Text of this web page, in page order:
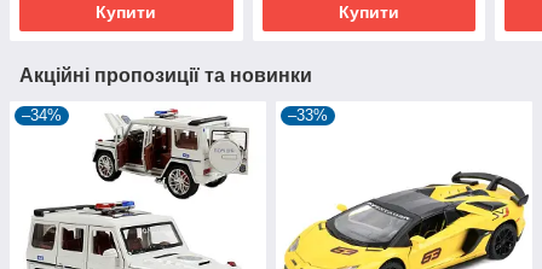
Купити Купити
Акційні пропозиції та новинки
–34% –33%